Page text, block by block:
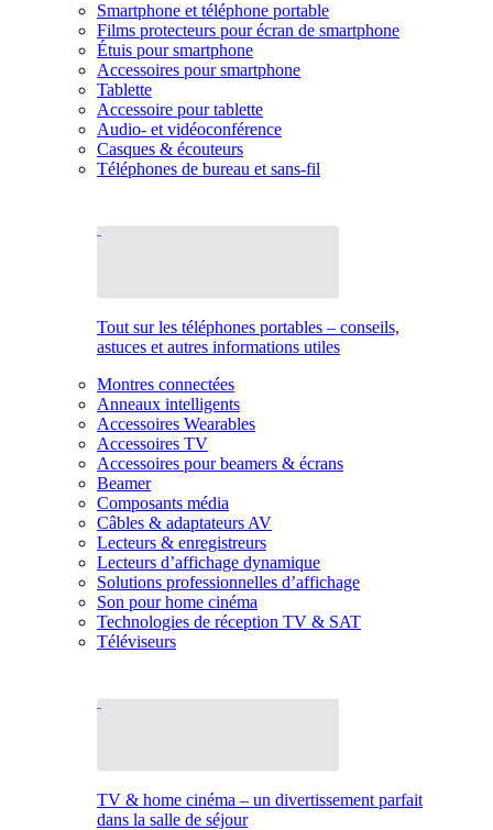
Smartphone et téléphone portable
Films protecteurs pour écran de smartphone
Étuis pour smartphone
Accessoires pour smartphone
Tablette
Accessoire pour tablette
Audio- et vidéoconférence
Casques & écouteurs
Téléphones de bureau et sans-fil
Tout sur les téléphones portables – conseils,
astuces et autres informations utiles
Montres connectées
Anneaux intelligents
Accessoires Wearables
Accessoires TV
Accessoires pour beamers & écrans
Beamer
Composants média
Câbles & adaptateurs AV
Lecteurs & enregistreurs
Lecteurs d’affichage dynamique
Solutions professionnelles d’affichage
Son pour home cinéma
Technologies de réception TV & SAT
Téléviseurs
TV & home cinéma – un divertissement parfait
dans la salle de séjour